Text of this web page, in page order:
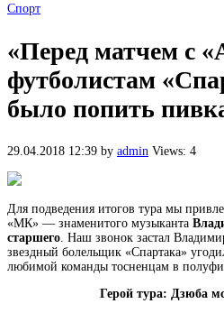
Спорт
«Перед матчем с
футболистам
было попить
29.04.2018 12:39 by admin Views: 4
Для подведения итогов тура мы
«МК» — знаменитого музыканта
старшего. Наш звонок застал
звездный болельщик «Спартака»
любимой команды тосненцам в
Герой тура: Дзюба